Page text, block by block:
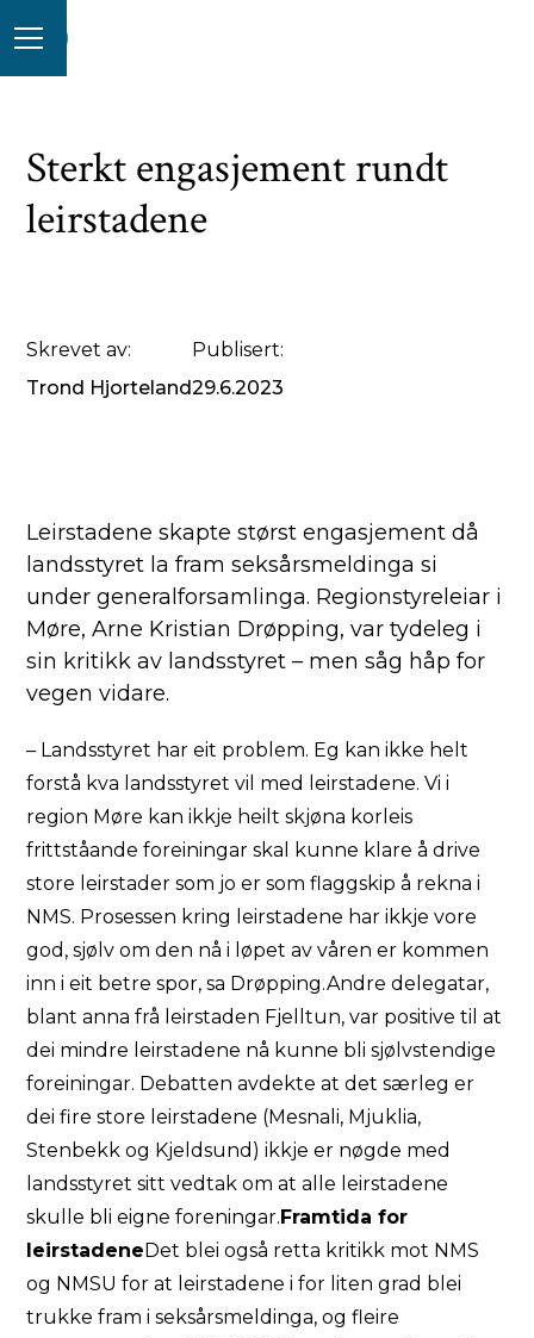
Sterkt engasjement rundt
leirstadene
Skrevet av:
Trond Hjorteland
Publisert:
29.6.2023
Leirstadene skapte størst engasjement då
landsstyret la fram seksårsmeldinga si
under generalforsamlinga. Regionstyreleiar i
Møre, Arne Kristian Drøpping, var tydeleg i
sin kritikk av landsstyret – men såg håp for
vegen vidare.
– Landsstyret har eit problem. Eg kan ikke helt
forstå kva landsstyret vil med leirstadene. Vi i
region Møre kan ikkje heilt skjøna korleis
frittståande foreiningar skal kunne klare å drive
store leirstader som jo er som flaggskip å rekna i
NMS. Prosessen kring leirstadene har ikkje vore
god, sjølv om den nå i løpet av våren er kommen
inn i eit betre spor, sa Drøpping.Andre delegatar,
blant anna frå leirstaden Fjelltun, var positive til at
dei mindre leirstadene nå kunne bli sjølvstendige
foreiningar. Debatten avdekte at det særleg er
dei fire store leirstadene (Mesnali, Mjuklia,
Stenbekk og Kjeldsund) ikkje er nøgde med
landsstyret sitt vedtak om at alle leirstadene
skulle bli eigne foreningar.Framtida for
leirstadeneDet blei også retta kritikk mot NMS
og NMSU for at leirstadene i for liten grad blei
trukke fram i seksårsmeldinga, og fleire